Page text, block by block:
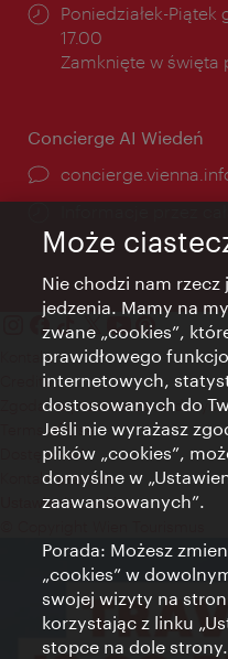
Godziny
otwarcia:
Poniedziałek-Piątek
17.00
Zamknięte w święta
Concierge AI Wiedeń
Kontakt
Credits
Zgoda na przetwarzanie
Terms of Use
Dostępność
Kontakt prasowy
Ustawienia cookies
Może
Nie chodzi nam rzecz
jedzenia. Mamy na
zwane „cookies”,
prawidłowego
internetowych,
dostosowanych do
Jeśli nie wyrażasz
plików „cookies”,
domyślne w
zaawansowanych”.
Porada: Możesz
„cookies” w
swojej wizyty na
korzystając z linku
stopce na dole strony.